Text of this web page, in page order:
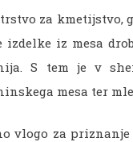
za kmetijstvo,
izdelke iz mesa
S tem je v
mesa ter
vlogo za priznanje